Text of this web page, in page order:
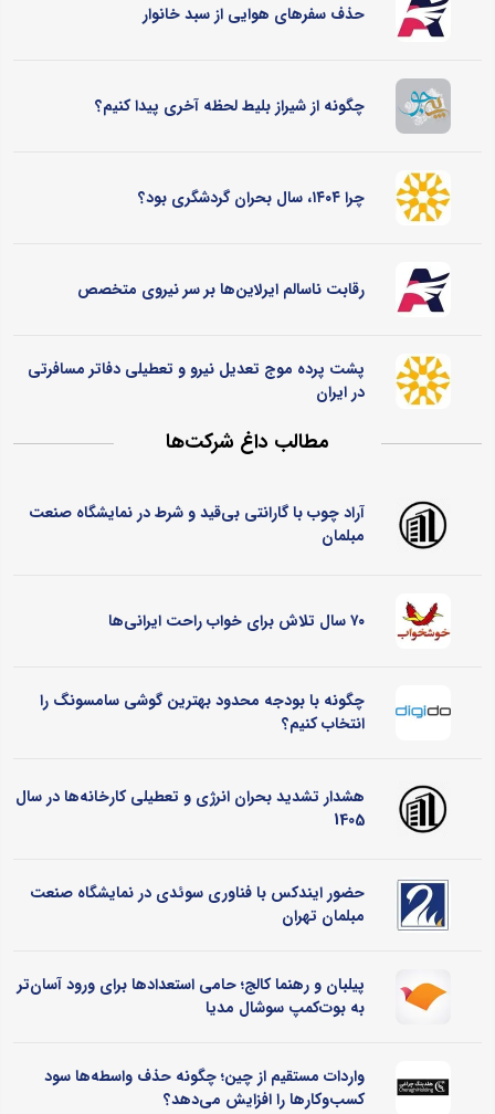
حذف سفرهای هوایی از سبد خانوار
چگونه از شیراز بلیط لحظه آخری پیدا کنیم؟
چرا ۱۴۰۴، سال بحران گردشگری بود؟
رقابت ناسالم ایرلاین‌ها بر سر نیروی متخصص
پشت پرده موج تعدیل نیرو و تعطیلی دفاتر مسافرتی
در ایران
مطالب داغ شرکت‌ها
آراد چوب با گارانتی بی‌قید و شرط در نمایشگاه صنعت
مبلمان
۷۰ سال تلاش برای خواب راحت ایرانی‌ها
چگونه با بودجه محدود بهترین گوشی سامسونگ را
انتخاب کنیم؟
هشدار تشدید بحران انرژی و تعطیلی کارخانه‌ها در سال
1405
حضور ایندکس با فناوری سوئدی در نمایشگاه صنعت
مبلمان تهران
پیلبان و رهنما کالج؛ حامی استعدادها برای ورود آسان‌تر
به بوت‌کمپ سوشال مدیا
واردات مستقیم از چین؛ چگونه حذف واسطه‌ها سود
کسب‌وکارها را افزایش می‌دهد؟